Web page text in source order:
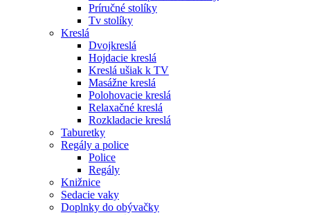
Príručné stolíky
Tv stolíky
Kreslá
Dvojkreslá
Hojdacie kreslá
Kreslá ušiak k TV
Masážne kreslá
Polohovacie kreslá
Relaxačné kreslá
Rozkladacie kreslá
Taburetky
Regály a police
Police
Regály
Knižnice
Sedacie vaky
Doplnky do obývačky